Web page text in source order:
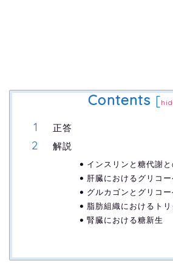
Contents [
正答
解説
インスリンと糖代謝
肝臓におけるグリコ
グルカゴンとグリコ
脂肪組織におけるト
腎臓における糖新生